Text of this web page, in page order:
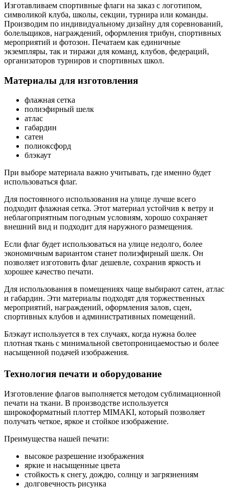
Изготавливаем спортивные флаги на заказ с логотипом,
символикой клуба, школы, секции, турнира или команды.
Производим по индивидуальному дизайну для соревнований,
болельщиков, награждений, оформления трибун, спортивных
мероприятий и фотозон. Печатаем как единичные
экземпляры, так и тиражи для команд, клубов, федераций,
организаторов турниров и спортивных школ.
Материалы для изготовления
флажная сетка
полиэфирный шелк
атлас
габардин
сатен
полиоксфорд
блэкаут
При выборе материала важно учитывать, где именно будет
использоваться флаг.
Для постоянного использования на улице лучше всего
подходит флажная сетка. Этот материал устойчив к ветру и
неблагоприятным погодным условиям, хорошо сохраняет
внешний вид и подходит для наружного размещения.
Если флаг будет использоваться на улице недолго, более
экономичным вариантом станет полиэфирный шелк. Он
позволяет изготовить флаг дешевле, сохранив яркость и
хорошее качество печати.
Для использования в помещениях чаще выбирают сатен, атлас
и габардин. Эти материалы подходят для торжественных
мероприятий, награждений, оформления залов, сцен,
спортивных клубов и административных помещений.
Блэкаут используется в тех случаях, когда нужна более
плотная ткань с минимальной светопроницаемостью и более
насыщенной подачей изображения.
Технология печати и оборудование
Изготовление флагов выполняется методом сублимационной
печати на ткани. В производстве используется
широкоформатный плоттер MIMAKI, который позволяет
получать четкое, яркое и стойкое изображение.
Преимущества нашей печати:
высокое разрешение изображения
яркие и насыщенные цвета
стойкость к снегу, дождю, солнцу и загрязнениям
долговечность рисунка